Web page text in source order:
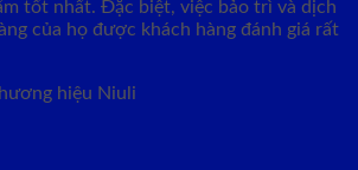
tốt nhất. Đặc biệt, việc bảo trì và dịch
của họ được khách hàng đánh giá rất